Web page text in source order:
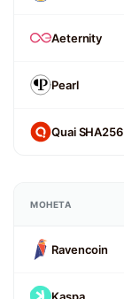
Aeternity
Pearl
Quai SHA256
МОНЕТА
Ravencoin